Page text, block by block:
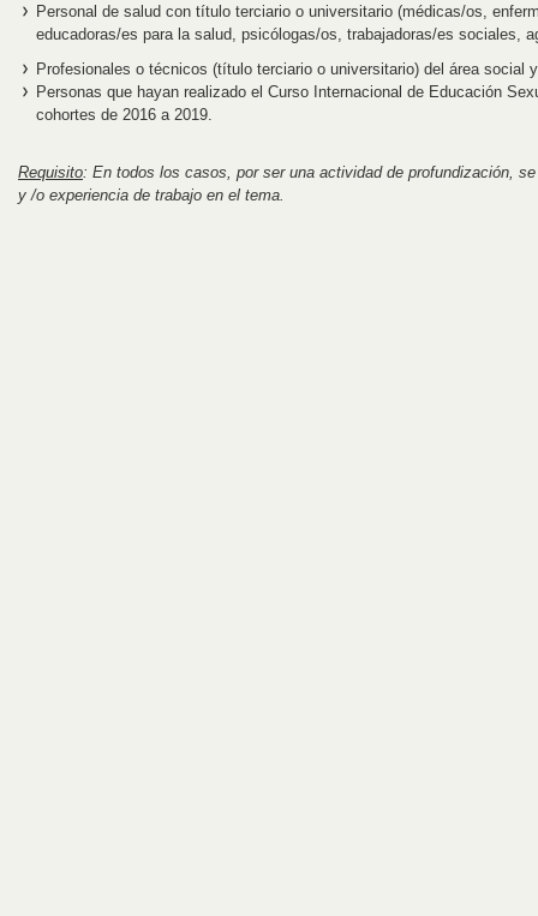
Personal de salud con título terciario o universitario (médicas/os,
educadoras/es para la salud, psicólogas/os, trabajadoras/es sociales,
Profesionales o técnicos (título terciario o universitario) del área social
Personas que hayan realizado el Curso Internacional de Educación
cohortes de 2016 a 2019.
Requisito: En todos los casos, por ser una actividad de profundización,
y /o experiencia de trabajo en el tema.